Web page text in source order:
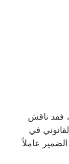
فقد ناقش
في
عاملاً